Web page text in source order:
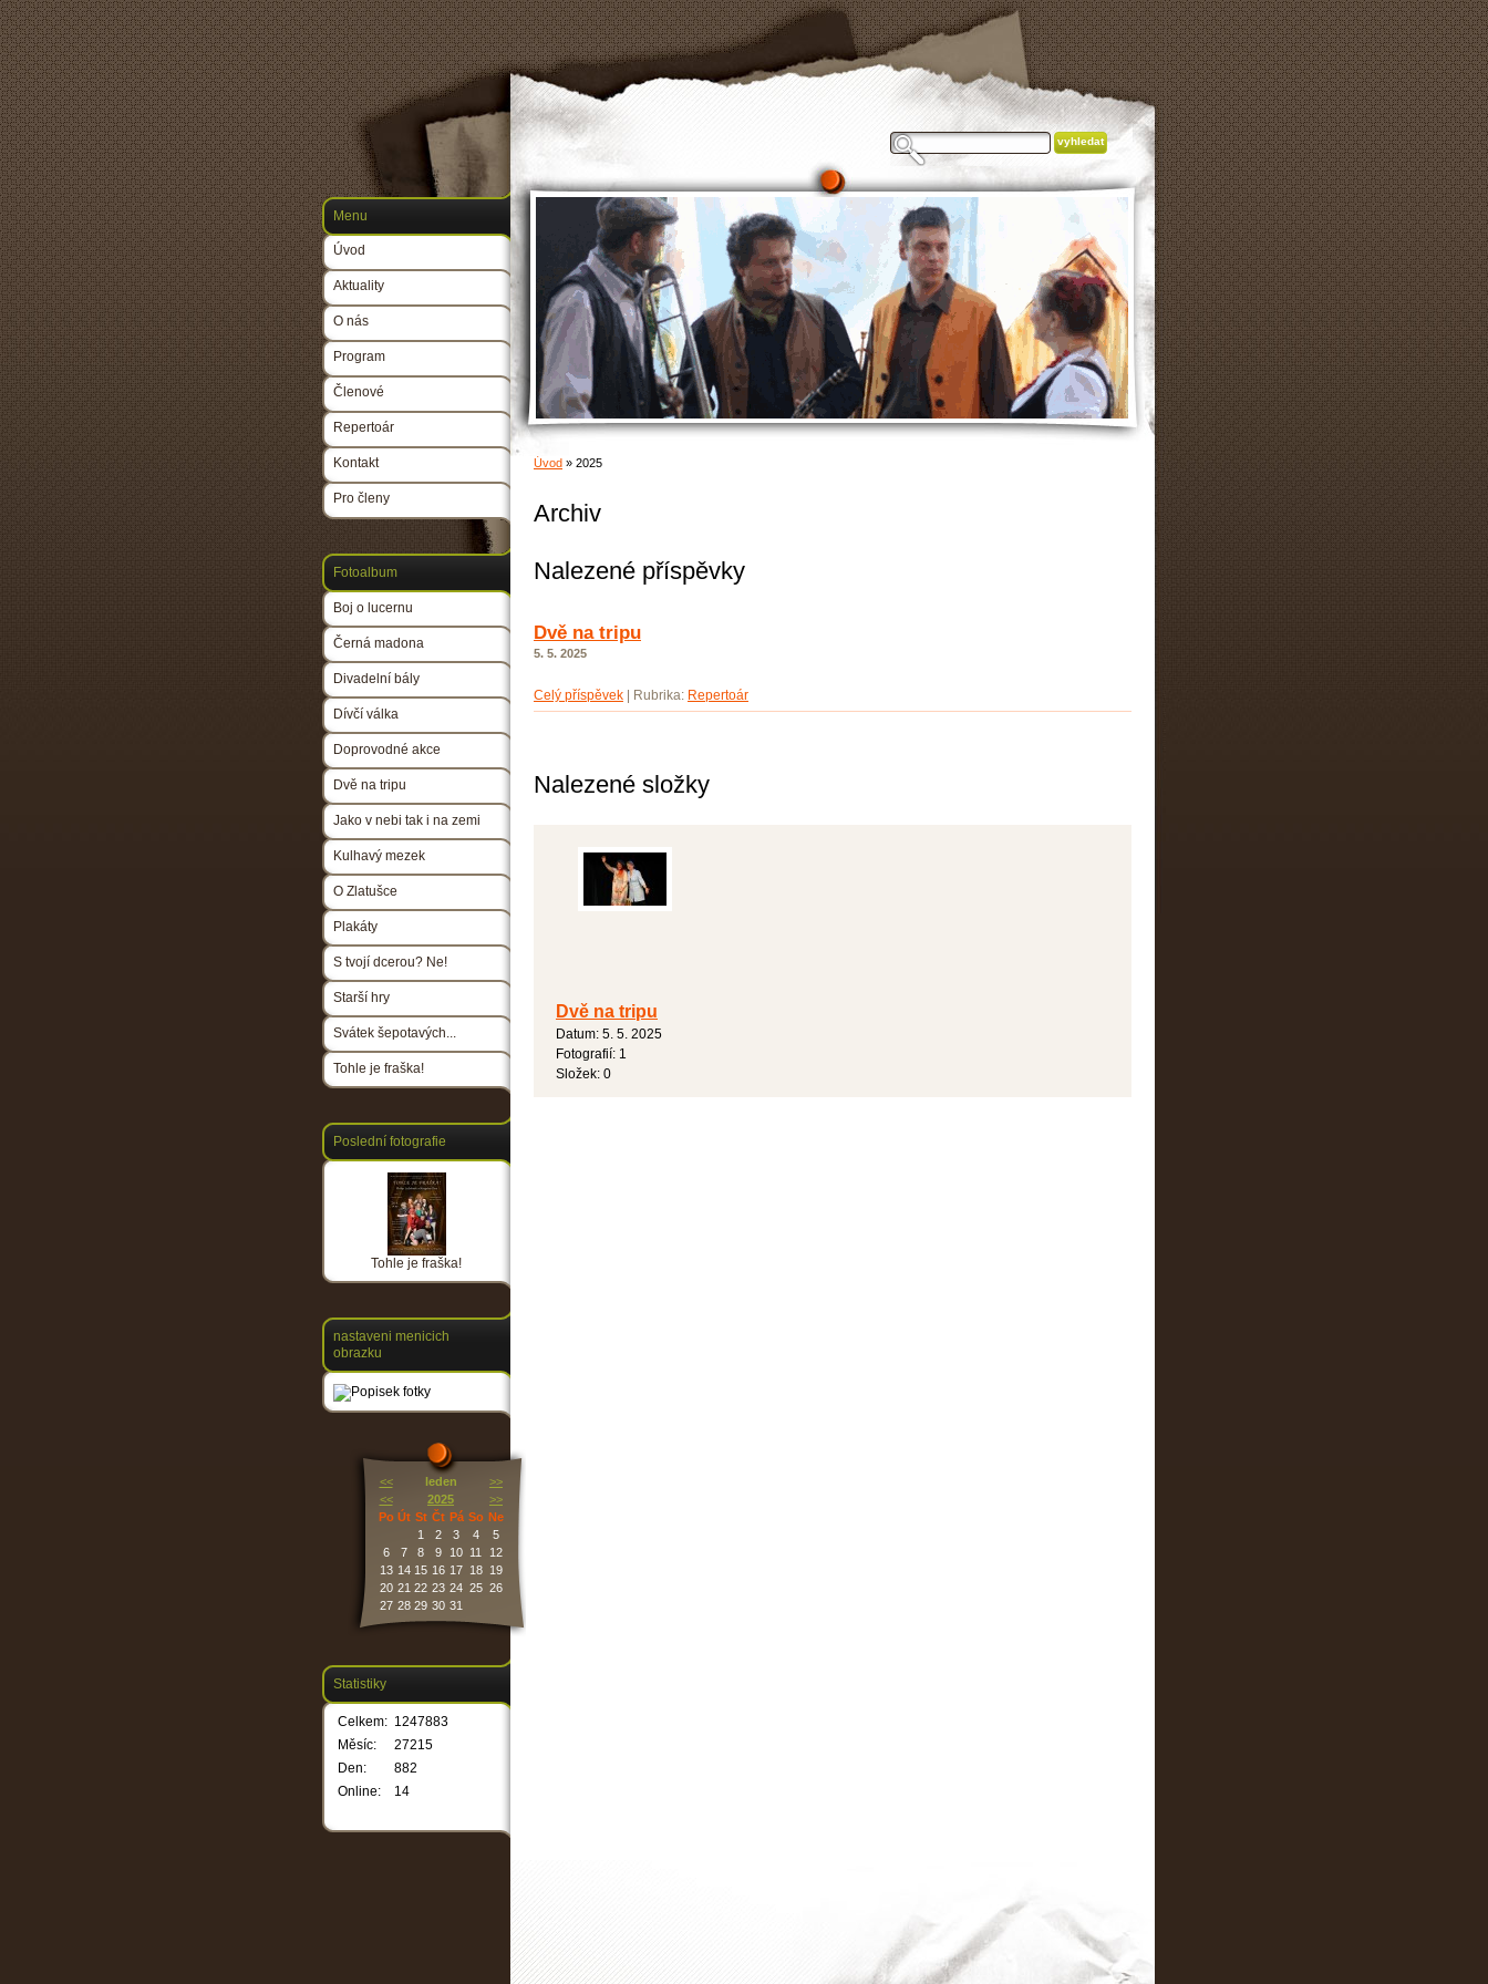
Úvod » 2025
Archiv
Nalezené příspěvky
Dvě na tripu
5. 5. 2025
Celý příspěvek Rubrika: Repertoár
Nalezené složky
Dvě na tripu
Datum: 5. 5. 2025
Fotografií: 1
Složek: 0
Menu
Úvod
Aktuality
O nás
Program
Členové
Repertoár
Kontakt
Pro členy
Fotoalbum
Boj o lucernu
Černá madona
Divadelní bály
Dívčí válka
Doprovodné akce
Dvě na tripu
Jako v nebi tak i na zemi
Kulhavý mezek
O Zlatušce
Plakáty
S tvojí dcerou? Ne!
Starší hry
Svátek šepotavých...
Tohle je fraška!
Poslední fotografie
Tohle je fraška!
nastaveni menicich
obrazku
<< leden
>>
<<
2025
>>
Po Út St Čt Pá So Ne
1
2 3 4
5
6
7 8 9 10 11
12
13 14 15 16 17 18
19
20 21 22 23 24 25 26
27 28 29 30 31
Statistiky
Online: 14
Celkem: 1247883
Měsíc:
27215
Den:
882